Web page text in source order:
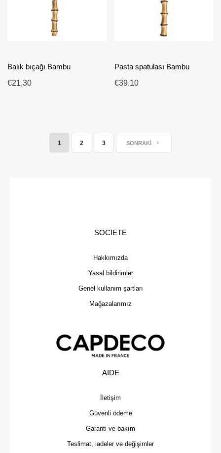
Balık bıçağı Bambu
€21,30
Pasta spatulası Bambu
€39,10
1 2 3 SONRAKI
SOCIETE
Hakkımızda
Yasal bildirimler
Genel kullanım şartları
Mağazalarımız
AIDE
İletişim
Güvenli ödeme
Garanti ve bakım
Teslimat, iadeler ve değişimler